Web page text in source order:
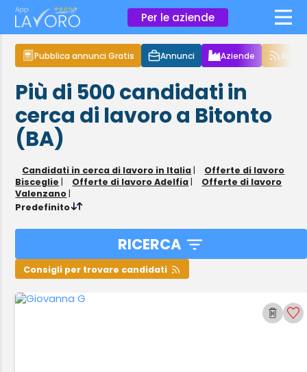
Per le aziende ×
Pubblica annunci Gratis Annunci Aziende
Più di 500candidati in
cerca di lavoroa Bitonto
(BA)
Candidati in cerca di lavoro in Italia |
Offerte di lavoro
Bisceglie | Offerte di lavoro Adelfia |
Offerte di lavoro
Valenzano |
Predefinito
RICERCA
Consigli per trovare candidati